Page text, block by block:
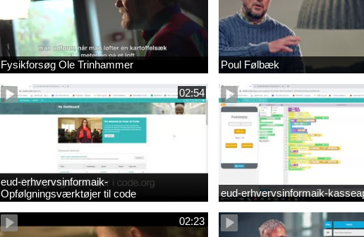
Fysikforsøg Ole Trinhammer Poul Følbæk
02:54
eud-erhvervsinformaik-
Opfølgningsværktøjer til code
eud-erhvervsinformaik-
02:23